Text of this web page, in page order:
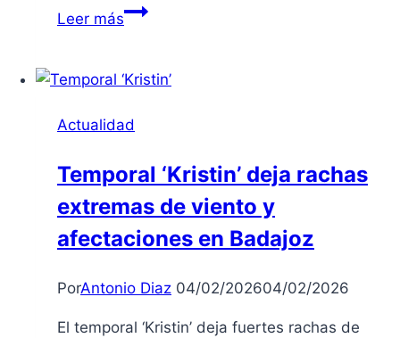
Leer másUn
lucha
un
forestal
próximo
Badajoz
Actualidad
Temporal ‘Kristin’ deja rachas
extremas de viento y
afectaciones en Badajoz
PorAntonio Diaz 04/02/202604/02/2026
El temporal ‘Kristin’ deja fuertes rachas de